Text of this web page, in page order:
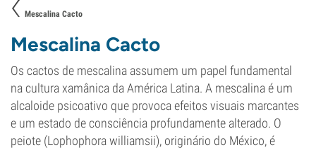
Mescalina Cacto
Mescalina Cacto
Os cactos de mescalina assumem um papel fundamental
na cultura xamânica da América Latina. A mescalina é um
alcaloide psicoativo que provoca efeitos visuais marcantes
e um estado de consciência profundamente alterado. O
peiote (Lophophora williamsii), originário do México, é